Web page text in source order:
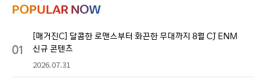
POPULAR NOW
01
[매거진C] 달콤한 로맨스부터 화끈한 무대까지 8월 CJ ENM
신규 콘텐츠
2026.07.31